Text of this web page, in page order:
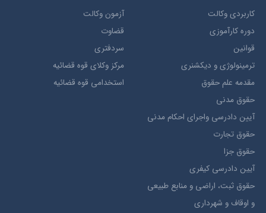
کاربردی وکالت
دوره کارآموزی
قوانین
ترمينولوژي و ديکشنري
مقدمه علم حقوق
حقوق مدني
آيين دادرسي ​واجراي ​احکام ​مدني
حقوق تجارت
حقوق جزا
آيین دادرسی کیفری
حقوق ثبت، اراضي و منابع طبيعي
و اوقاف و شهرداری
آزمون وکالت
قضاوت
سردفتری
مرکز وکلای قوه قضائیه
استخدامی قوه قضائیه